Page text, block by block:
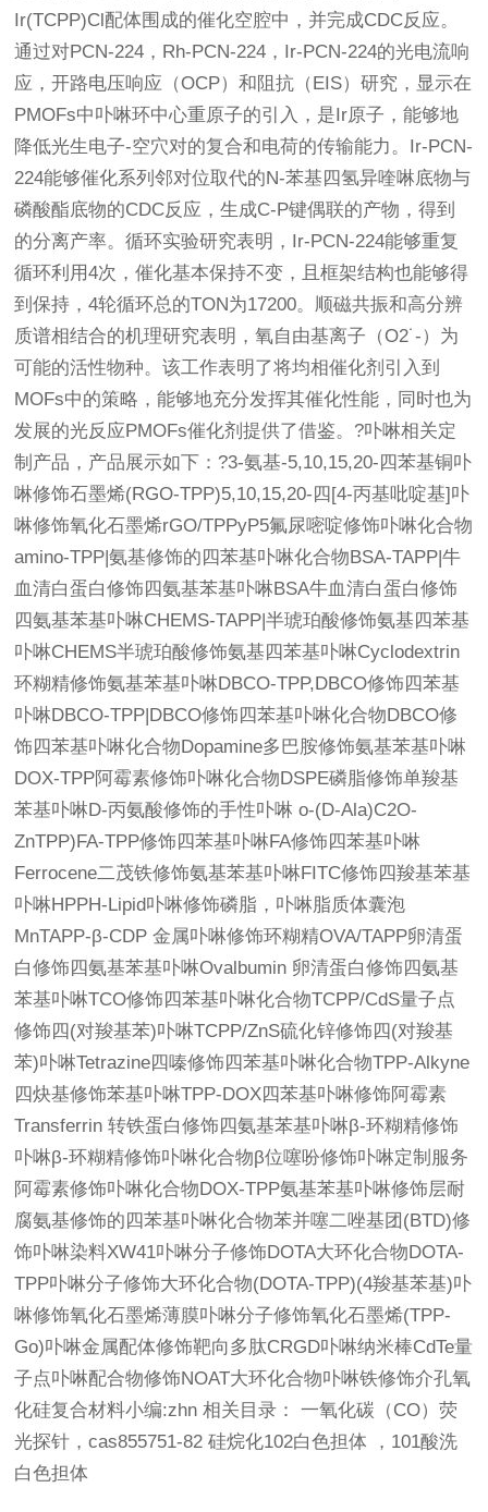
Ir(TCPP)Cl配体围成的催化空腔中，并完成CDC反应。
通过对PCN-224，Rh-PCN-224，Ir-PCN-224的光电流响
应，开路电压响应（OCP）和阻抗（EIS）研究，显示在
PMOFs中卟啉环中心重原子的引入，是Ir原子，能够地
降低光生电子-空穴对的复合和电荷的传输能力。Ir-PCN-
224能够催化系列邻对位取代的N-苯基四氢异喹啉底物与
磷酸酯底物的CDC反应，生成C-P键偶联的产物，得到
的分离产率。循环实验研究表明，Ir-PCN-224能够重复
循环利用4次，催化基本保持不变，且框架结构也能够得
到保持，4轮循环总的TON为17200。顺磁共振和高分辨
质谱相结合的机理研究表明，氧自由基离子（O2˙-）为
可能的活性物种。该工作表明了将均相催化剂引入到
MOFs中的策略，能够地充分发挥其催化性能，同时也为
发展的光反应PMOFs催化剂提供了借鉴。?卟啉相关定
制产品，产品展示如下：?3-氨基-5,10,15,20-四苯基铜卟
啉修饰石墨烯(RGO-TPP)5,10,15,20-四[4-丙基吡啶基]卟
啉修饰氧化石墨烯rGO/TPPyP5氟尿嘧啶修饰卟啉化合物
amino-TPP|氨基修饰的四苯基卟啉化合物BSA-TAPP|牛
血清白蛋白修饰四氨基苯基卟啉BSA牛血清白蛋白修饰
四氨基苯基卟啉CHEMS-TAPP|半琥珀酸修饰氨基四苯基
卟啉CHEMS半琥珀酸修饰氨基四苯基卟啉Cyclodextrin
环糊精修饰氨基苯基卟啉DBCO-TPP,DBCO修饰四苯基
卟啉DBCO-TPP|DBCO修饰四苯基卟啉化合物DBCO修
饰四苯基卟啉化合物Dopamine多巴胺修饰氨基苯基卟啉
DOX-TPP阿霉素修饰卟啉化合物DSPE磷脂修饰单羧基
苯基卟啉D-丙氨酸修饰的手性卟啉 o-(D-Ala)C2O-
ZnTPP)FA-TPP修饰四苯基卟啉FA修饰四苯基卟啉
Ferrocene二茂铁修饰氨基苯基卟啉FITC修饰四羧基苯基
卟啉HPPH-Lipid卟啉修饰磷脂，卟啉脂质体囊泡
MnTAPP-β-CDP 金属卟啉修饰环糊精OVA/TAPP卵清蛋
白修饰四氨基苯基卟啉Ovalbumin 卵清蛋白修饰四氨基
苯基卟啉TCO修饰四苯基卟啉化合物TCPP/CdS量子点
修饰四(对羧基苯)卟啉TCPP/ZnS硫化锌修饰四(对羧基
苯)卟啉Tetrazine四嗪修饰四苯基卟啉化合物TPP-Alkyne
四炔基修饰苯基卟啉TPP-DOX四苯基卟啉修饰阿霉素
Transferrin 转铁蛋白修饰四氨基苯基卟啉β-环糊精修饰
卟啉β-环糊精修饰卟啉化合物β位噻吩修饰卟啉定制服务
阿霉素修饰卟啉化合物DOX-TPP氨基苯基卟啉修饰层耐
腐氨基修饰的四苯基卟啉化合物苯并噻二唑基团(BTD)修
饰卟啉染料XW41卟啉分子修饰DOTA大环化合物DOTA-
TPP卟啉分子修饰大环化合物(DOTA-TPP)(4羧基苯基)卟
啉修饰氧化石墨烯薄膜卟啉分子修饰氧化石墨烯(TPP-
Go)卟啉金属配体修饰靶向多肽CRGD卟啉纳米棒CdTe量
子点卟啉配合物修饰NOAT大环化合物卟啉铁修饰介孔氧
化硅复合材料小编:zhn 相关目录： 一氧化碳（CO）荧
光探针，cas855751-82 硅烷化102白色担体 ，101酸洗
白色担体